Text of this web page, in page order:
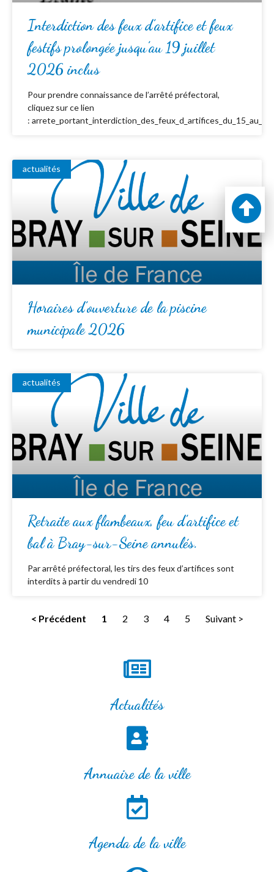
Interdiction des feux d’artifice et feux
festifs prolongée jusqu’au 19 juillet
2026 inclus
Pour prendre connaissance de l’arrêté préfectoral,
cliquez sur ce lien
:
actualités
Horaires d’ouverture de la piscine
municipale 2026
actualités
Retraite aux flambeaux, feu d’artifice et
bal à Bray-sur-Seine annulés.
Par arrêté préfectoral, les tirs des feux d’artifices sont
interdits à partir du vendredi 10
< Précédent 1 2 3 4 5 Suivant >
Actualités
Annuaire de la ville
Agenda de la ville